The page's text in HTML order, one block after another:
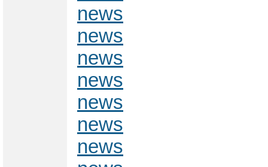
news
news
news
news
news
news
news